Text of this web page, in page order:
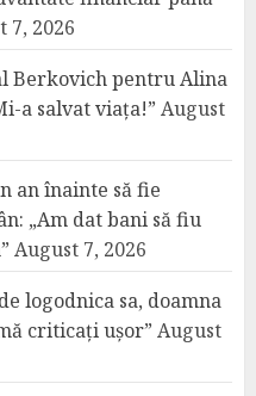
7, 2026
Berkovich pentru Alina
a salvat viața!” August
an înainte să fie
„Am dat bani să fiu
August 7, 2026
logodnica sa, doamna
criticați ușor” August